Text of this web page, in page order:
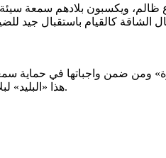
ويكسبون بلادهم سمعة
ومن ضمن واجباتها في حماية سمعة
هذا «البليد» لبلاده، وإصلاح ما يمكن إصلاحه.